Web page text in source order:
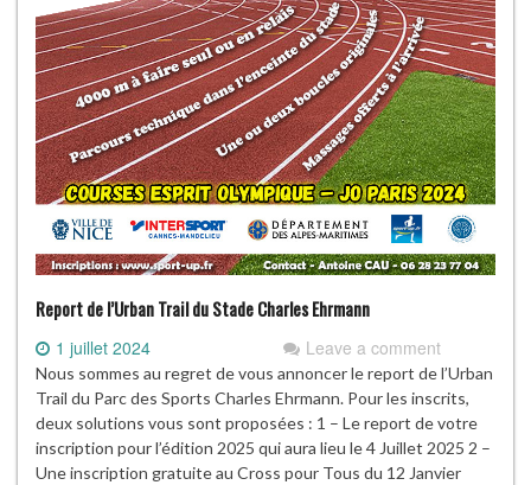
Report de l’Urban Trail du Stade Charles Ehrmann
1 juillet 2024 Leave a comment
Nous sommes au regret de vous annoncer le report de l’Urban
Trail du Parc des Sports Charles Ehrmann. Pour les inscrits,
deux solutions vous sont proposées : 1 – Le report de votre
inscription pour l’édition 2025 qui aura lieu le 4 Juillet 2025 2 –
Une inscription gratuite au Cross pour Tous du 12 Janvier